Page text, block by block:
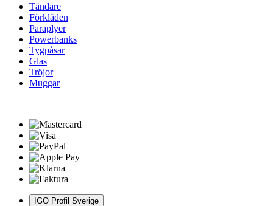
Tändare
Förkläden
Paraplyer
Powerbanks
Tygpåsar
Glas
Tröjor
Muggar
IGO Profil Sverige